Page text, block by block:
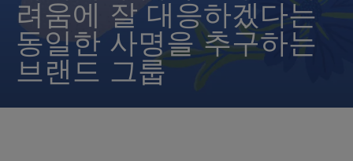
려움에 잘 대응하겠다는
동일한 사명을 추구하는
브랜드 그룹